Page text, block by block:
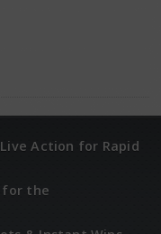
Action for Rapid
for the